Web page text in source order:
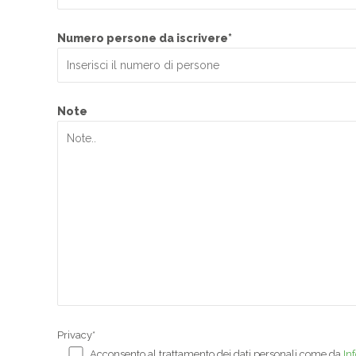
Numero persone da iscrivere*
Note
Privacy*